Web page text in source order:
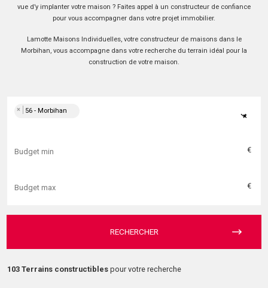
vue d’y implanter votre maison ? Faites appel à un constructeur de confiance
pour vous accompagner dans votre projet immobilier.
Lamotte Maisons Individuelles, votre constructeur de maisons dans le
Morbihan, vous accompagne dans votre recherche du terrain idéal pour la
construction de votre maison.
×
× 56 - Morbihan
€
€
RECHERCHER
103 Terrains constructibles pour votre recherche